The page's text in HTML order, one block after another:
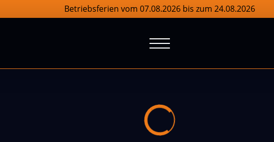
Betriebsferien vom 07.08.2026 bis zum 24.08.2026